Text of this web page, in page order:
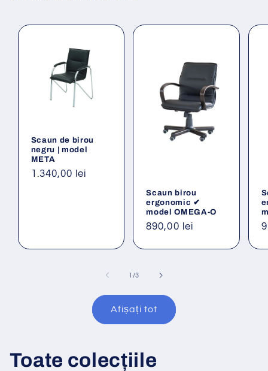
Scaun de birou
negru | model
META
Preț
1.340,00 lei
Scaun birou
ergonomic ✔
model OMEGA-O
Preț
890,00 lei
1 /din
3
Afișați tot
Toate colecțiile